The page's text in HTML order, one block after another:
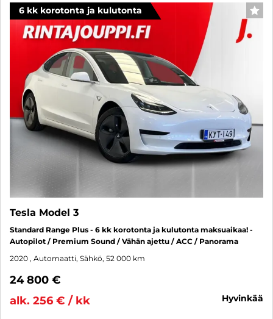
6 kk korotonta ja kulutonta
Tesla Model 3
Standard Range Plus - 6 kk korotonta ja kulutonta maksuaikaa! -
Autopilot / Premium Sound / Vähän ajettu / ACC / Panorama
2020 , Automaatti, Sähkö, 52 000 km
24 800 €
alk. 256 € / kk
hyvinkää